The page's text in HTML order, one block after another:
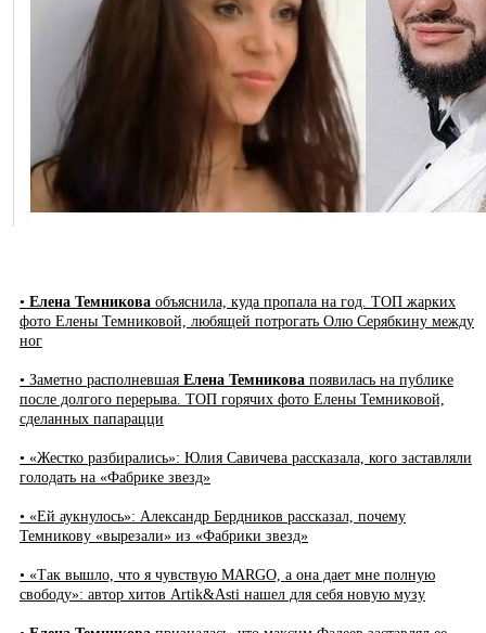
• Елена Темникова объяснила, куда пропала на год. ТОП жарких
фото Елены Темниковой, любящей потрогать Олю Серябкину между
ног
• Заметно располневшая Елена Темникова появилась на публике
после долгого перерыва. ТОП горячих фото Елены Темниковой,
сделанных папарацци
• «Жестко разбирались»: Юлия Савичева рассказала, кого заставляли
голодать на «Фабрике звезд»
• «Ей аукнулось»: Александр Бердников рассказал, почему
Темникову «вырезали» из «Фабрики звезд»
• «Так вышло, что я чувствую MARGO, а она дает мне полную
свободу»: автор хитов Artik&Asti нашел для себя новую музу